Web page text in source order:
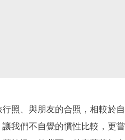
照、與朋友的合照，相較於自
我們不自覺的慣性比較，更嘗